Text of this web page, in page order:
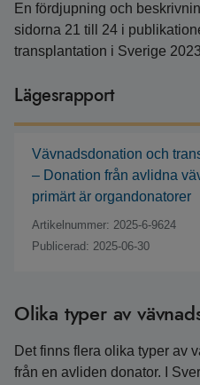
En fördjupning och
sidorna 21 till 24 i
transplantation i Sverige
Lägesrapport
Vävnadsdonation och
– Donation från avlidna
primärt är organdonatorer
Artikelnummer: 2025-6-9624
Publicerad: 2025-06-30
Olika typer av
Det finns flera olika typer av
från en avliden donator. I